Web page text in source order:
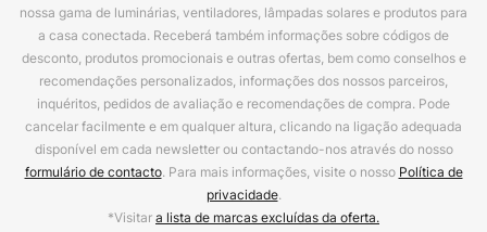
nossa gama de luminárias, ventiladores, lâmpadas solares e produtos para
a casa conectada. Receberá também informações sobre códigos de
desconto, produtos promocionais e outras ofertas, bem como conselhos e
recomendações personalizados, informações dos nossos parceiros,
inquéritos, pedidos de avaliação e recomendações de compra. Pode
cancelar facilmente e em qualquer altura, clicando na ligação adequada
disponível em cada newsletter ou contactando-nos através do nosso
formulário de contacto. Para mais informações, visite o nosso Política de
privacidade.
*Visitara lista de marcas excluídas da oferta.